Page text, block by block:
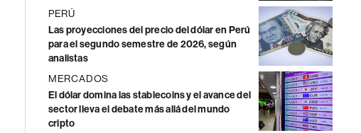
PERÚ
Las proyecciones del precio del dólar en Perú
para el segundo semestre de 2026, según
analistas
MERCADOS
El dólar domina las stablecoins y el avance del
sector lleva el debate más allá del mundo
cripto